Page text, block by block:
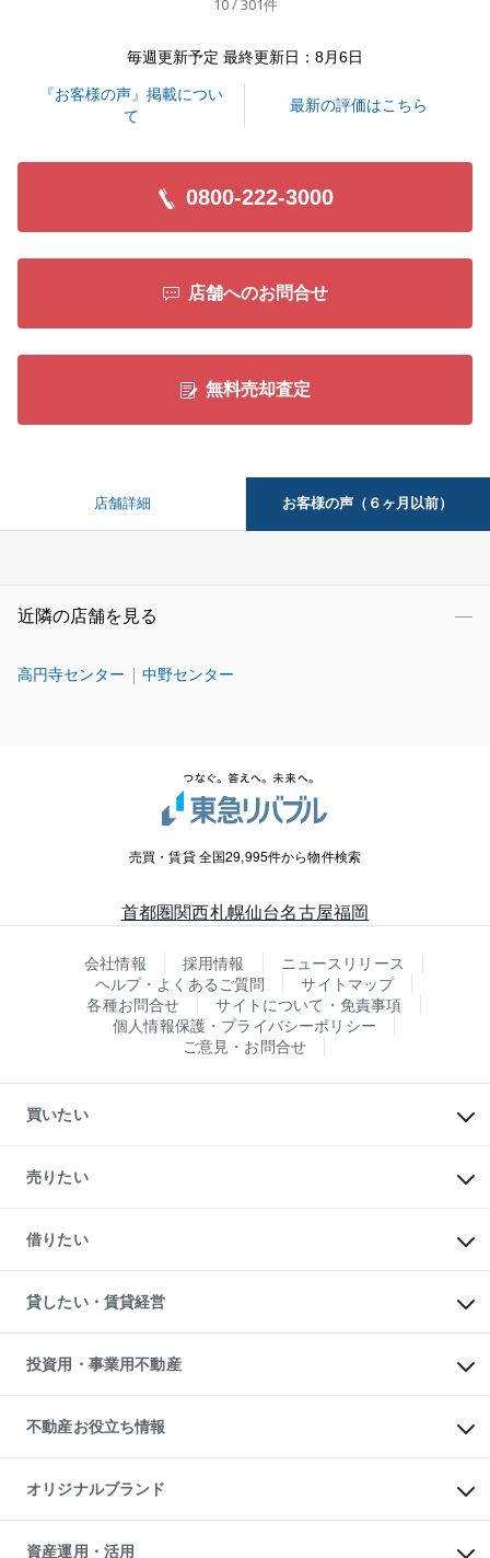
10 / 301件
毎週更新予定 最終更新日：8月6日
『お客様の声』掲載につい
て
最新の評価はこちら
0800-222-3000
店舗へのお問合せ
無料売却査定
店舗詳細 お客様の声（６ヶ月以前）
近隣の店舗を見る
高円寺センター 中野センター
売買・賃貸 全国29,995件から物件検索
首都圏関西札幌仙台名古屋福岡
会社情報 採用情報
ニュースリリース
ヘルプ・よくあるご質問
サイトマップ
各種お問合せ
サイトについて・免責事項
個人情報保護・プライバシーポリシー
ご意見・お問合せ
買いたい
新築・分譲マンションの購入
中古マンションの購入
一戸建ての購入
中古一戸建ての購入
不動産購入の流れ
注目キーワード物件特集
購入ガイド
English 繁体中文簡体中文
売りたい
一戸建ての売却・査定
土地の売却・査定
スピードAI査定
不動産査定について
不動産売却の流れ
不動産買換えの流れ
売却ガイド
借りたい
オフィス・店舗の賃貸
借りるときの流れ
借りるガイド
貸したい・賃貸経営
マンション賃料データ
賃貸管理プラン
リロケーションについて
貸すガイド
投資用・事業用不動産
事業用不動産
マンション投資
投資用マンション
アパート経営
収益物件
ビル購入（ビル一棟）
不動産お役立ち情報
マンションライブラリー
人気マンションランキング
暮らしに役立つ不動産メディア
不動産相場・不動産価格情報
オリジナルブランド
一棟リノベーションマンション
資産運用・活用